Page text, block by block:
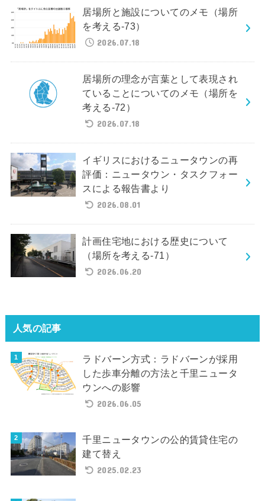
居場所と施設についてのメモ（場所
を考える-73）
2026.07.18
居場所の理念が言葉として表現され
ていることについてのメモ（場所を
考える-72）
2026.07.18
イギリスにおけるニュータウンの再
評価：ニュータウン・タスクフォー
スによる報告書より
2026.08.01
計画住宅地における歴史について
（場所を考える-71）
2026.06.20
人気の記事
ラドバーン方式：ラドバーンが採用
した歩車分離の方法と千里ニュータ
ウンへの影響
2026.06.05
千里ニュータウンの公的賃貸住宅の
建て替え
2025.02.23